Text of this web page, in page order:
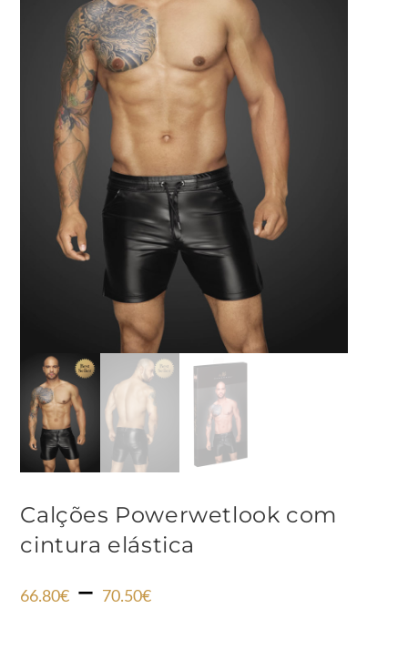
Calções Powerwetlook com
cintura elástica
66.80€ – 70.50€